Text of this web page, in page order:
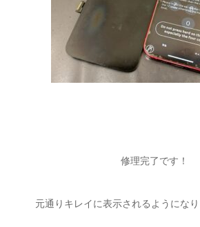
修理完了です！
元通りキレイに表示されるようにな